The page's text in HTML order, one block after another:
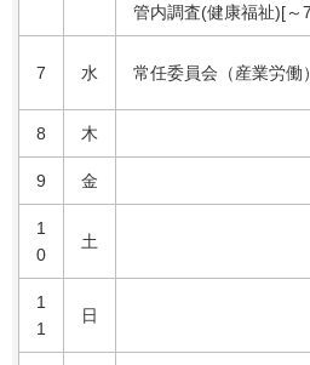
管内調査(健康福祉)[～
7 水 常任委員会（産業労働
8 木
9 金
1
0
土
1
1
日